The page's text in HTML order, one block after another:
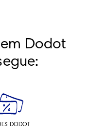
Dodot
DODOT